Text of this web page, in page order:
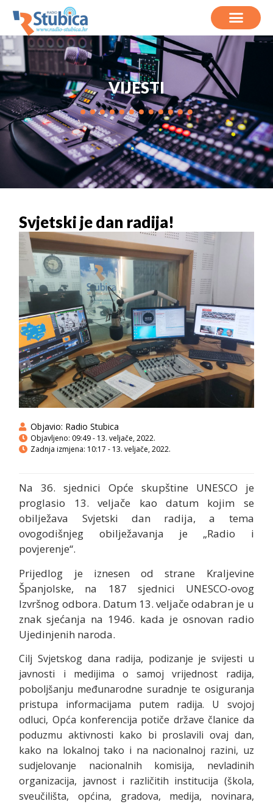
VIJESTI
Svjetski je dan radija!
Objavio: Radio Stubica
Objavljeno: 09:49 - 13. veljače, 2022.
Zadnja izmjena: 10:17 - 13. veljače, 2022.
Na 36. sjednici Opće skupštine UNESCO je
proglasio 13. veljače kao datum kojim se
obilježava Svjetski dan radija, a tema
ovogodišnjeg obilježavanja je „Radio i
povjerenje“.
Prijedlog je iznesen od strane Kraljevine
Španjolske, na 187 sjednici UNESCO-ovog
Izvršnog odbora. Datum 13. veljače odabran je u
znak sjećanja na 1946. kada je osnovan radio
Ujedinjenih naroda.
Cilj Svjetskog dana radija, podizanje je svijesti u
javnosti i medijima o samoj vrijednost radija,
poboljšanju međunarodne suradnje te osiguranja
pristupa informacijama putem radija. U svojoj
odluci, Opća konferencija potiče države članice da
poduzmu aktivnosti kako bi proslavili ovaj dan,
kako na lokalnoj tako i na nacionalnoj razini, uz
sudjelovanje nacionalnih komisija, nevladinih
organizacija, javnost i različitih institucija (škola,
sveučilišta, općina, gradova, medija, novinara,